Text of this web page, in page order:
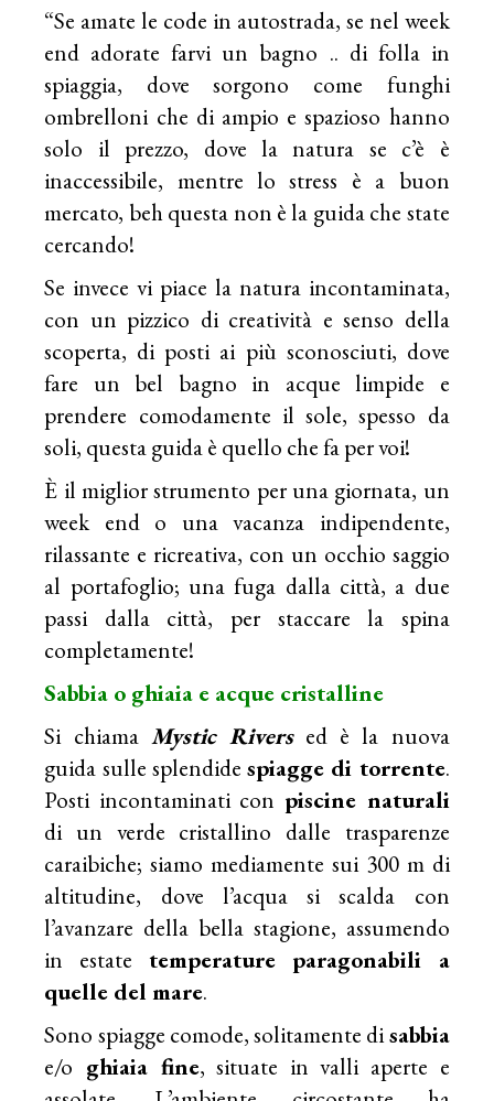
“Se amate le code in autostrada, se nel week
end adorate farvi un bagno .. di folla in
spiaggia, dove sorgono come funghi
ombrelloni che di ampio e spazioso hanno
solo il prezzo, dove la natura se c’è è
inaccessibile, mentre lo stress è a buon
mercato, beh questa non è la guida che state
cercando!
Se invece vi piace la natura incontaminata,
con un pizzico di creatività e senso della
scoperta, di posti ai più sconosciuti, dove
fare un bel bagno in acque limpide e
prendere comodamente il sole, spesso da
soli, questa guida è quello che fa per voi!
È il miglior strumento per una giornata, un
week end o una vacanza indipendente,
rilassante e ricreativa, con un occhio saggio
al portafoglio; una fuga dalla città, a due
passi dalla città, per staccare la spina
completamente!
Sabbia o ghiaia e acque cristalline
Si chiama Mystic Riversed è la nuova
guida sulle splendidespiagge di torrente.
Posti incontaminati con piscine naturali
di un verde cristallino dalle trasparenze
caraibiche; siamo mediamente sui 300 m di
altitudine, dove l’acqua si scalda con
l’avanzare della bella stagione, assumendo
in estate temperature paragonabili a
quelle del mare.
Sono spiagge comode, solitamente disabbia
e/o ghiaia fine, situate in valli aperte e